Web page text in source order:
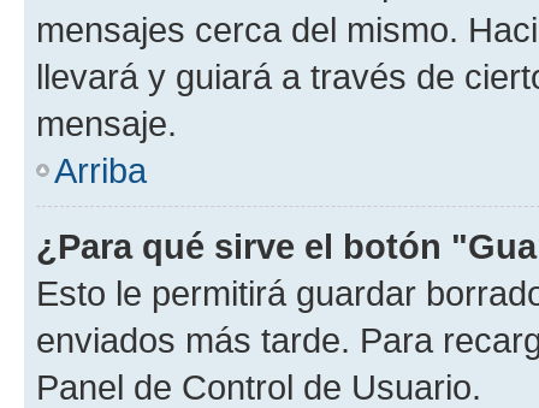
mensajes cerca del mismo.
llevará y guiará a través de
mensaje.
Arriba
¿Para qué sirve el botón
Esto le permitirá guardar
enviados más tarde. Para
Panel de Control de Usuario.